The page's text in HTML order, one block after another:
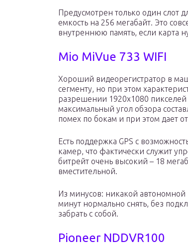
Предусмотрен только один слот
емкость на 256 мегабайт. Это
внутреннюю память, если карта
Mio MiVue 733 WIFI
Хороший видеорегистратор в
сегменту, но при этом
разрешении 1920х1080 пикселей
максимальный угол обзора
помех по бокам и при этом дает
Есть поддержка GPS с
камер, что фактически служит
битрейт очень высокий – 18
вместительной.
Из минусов: никакой автономной
минут нормально снять, без
забрать с собой.
Pioneer NDDVR100